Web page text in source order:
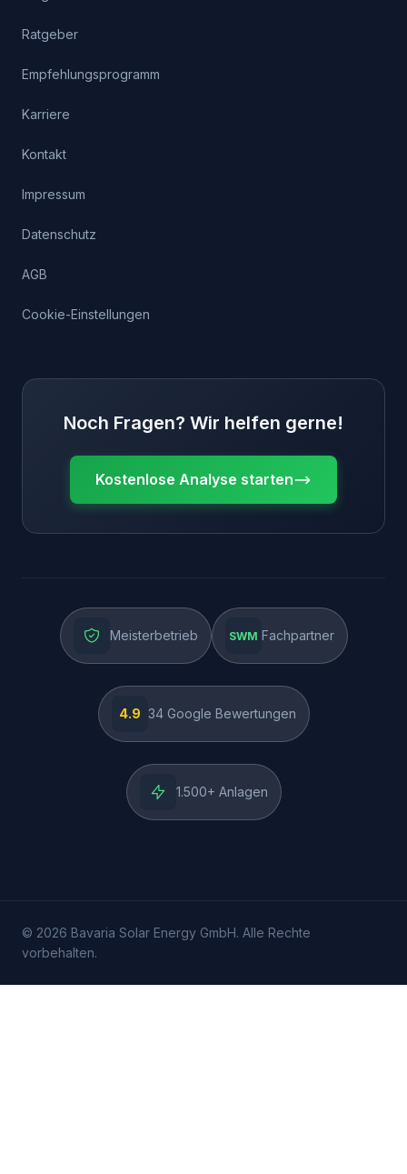
Ratgeber
Empfehlungsprogramm
Karriere
Kontakt
Impressum
Datenschutz
AGB
Cookie-Einstellungen
Noch Fragen? Wir helfen gerne!
Kostenlose Analyse starten
Meisterbetrieb SWM Fachpartner
4.9 34Google Bewertungen
1.500+ Anlagen
© 2026 Bavaria Solar Energy GmbH. Alle Rechte
vorbehalten.